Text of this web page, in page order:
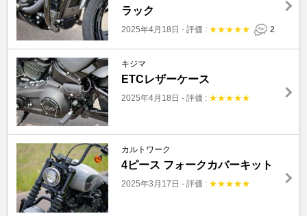
ラック
2025年4月18日 - 評価 : ★★★★★ 2
キジマ
ETCレザーケース
2025年4月18日 - 評価 : ★★★★★
カルトワーク
4ピース フォークカバーキット
2025年3月17日 - 評価 : ★★★★★